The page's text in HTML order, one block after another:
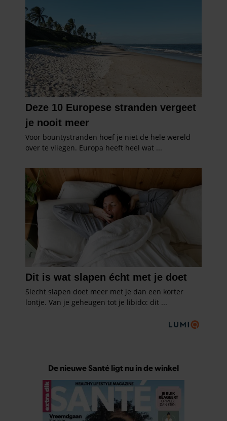
De nieuwe Santé ligt nu in de winkel